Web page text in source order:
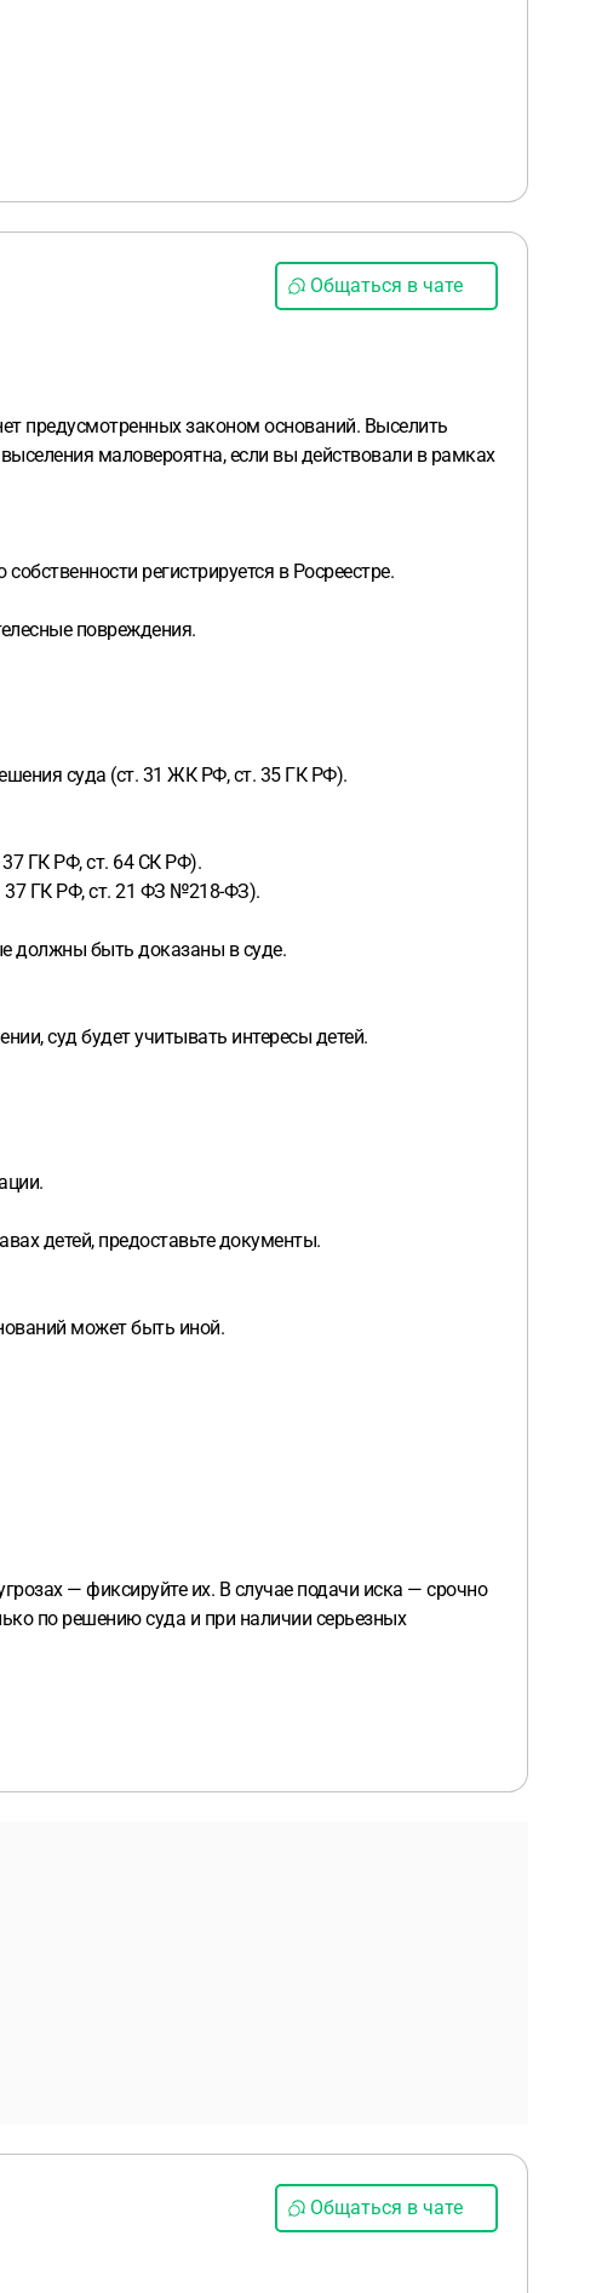
Общаться в чате
предусмотренных законом оснований. Выселить
маловероятна, если вы действовали в рамках
регистрируется в Росреестре.
повреждения.
суда (ст. 31 ЖК РФ, ст. 35 ГК РФ).
37 ГК РФ, ст. 64 СК РФ).
37 ГК РФ, ст. 21 ФЗ №218-ФЗ).
должны быть доказаны в суде.
суд будет учитывать интересы детей.
детей, предоставьте документы.
может быть иной.
— фиксируйте их. В случае подачи иска — срочно
по решению суда и при наличии серьезных
Общаться в чате